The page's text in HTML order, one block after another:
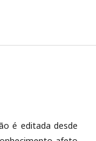
é editada desde